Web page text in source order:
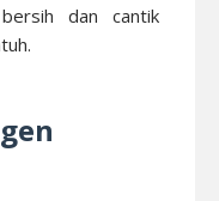
dan cantik